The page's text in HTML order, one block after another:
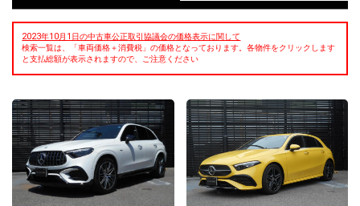
2023年10月1日の中古車公正取引協議会の価格表示に関して
検索一覧は、「車両価格＋消費税」の価格となっております。各物件をクリックします
と支払総額が表示されますので、ご注意ください